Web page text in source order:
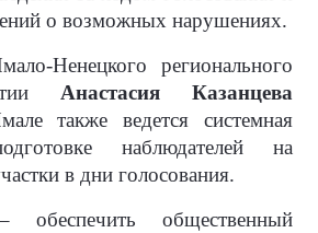
о возможных нарушениях.
Ненецкого регионального
Анастасия Казанцева
также ведется системная
наблюдателей на
в дни голосования.
общественный